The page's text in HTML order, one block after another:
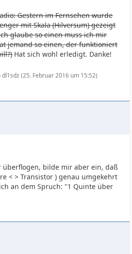
Gestern im Fernsehen wurde
mit Skala (Hilversum) gezeigt
glaube so einen muss ich mir
jemand so einen, der funktioniert
Hat sich wohl erledigt. Danke!
dl1sdz (25. Februar 2016 um 15:52)
überflogen, bilde mir aber ein, daß
< > Transistor ) genau umgekehrt
an dem Spruch: "1 Quinte über